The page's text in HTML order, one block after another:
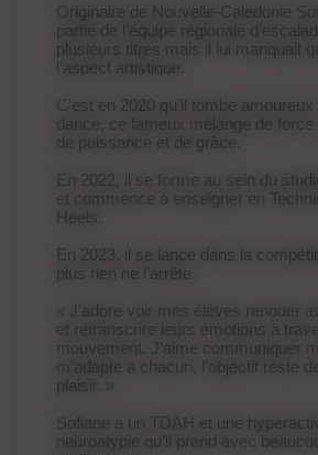
Originaire de Nouvelle-Caledonie
partie de l’équipe régionale
plusieurs titres mais il lui manquait
l’aspect artistique.
C’est en 2020 qu’il tombe
dance, ce fameux mélange de force
de puissance et de grâce.
En 2022, il se forme au sein du
et commence à enseigner en
Heels.
En 2023, il se lance dans la
plus rien ne l’arrête.
« J’adore voir mes élèves renouer
et retranscrire leurs émotions à
mouvement. J’aime communiquer
m’adapte à chacun, l’objectif reste
plaisir. »
Sofiane a un TDAH et une
neuroatypie qu’il prend avec